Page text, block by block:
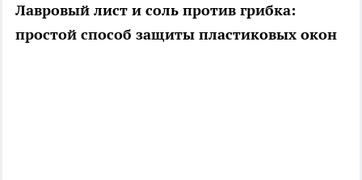
Лавровый лист и соль против грибка:
простой способ защиты пластиковых окон